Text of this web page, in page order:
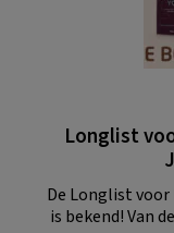
Longlist
De Longlist voor
is bekend! Van